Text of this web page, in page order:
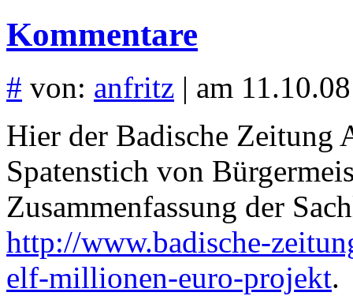
Kommentare
# von: anfritz | am
Hier der Badische
Spatenstich von
Zusammenfassung der
http://www.badische-
elf-millionen-euro-projekt.